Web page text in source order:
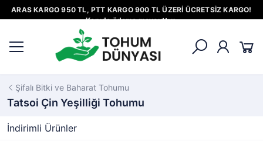
ARAS KARGO 950 TL, PTT KARGO 900 TL ÜZERİ ÜCRETSİZ KARGO!
Kapıda ödeme mevcuttur.
Şifalı Bitki ve Baharat Tohumu
Tatsoi Çin Yeşilliği Tohumu
İndirimli Ürünler